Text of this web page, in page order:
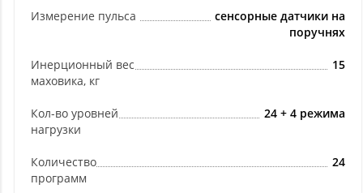
Измерение пульса
сенсорные датчики на
поручнях
Инерционный вес
маховика, кг
15
Кол-во уровней
нагрузки
24 + 4 режима
Количество
программ
24